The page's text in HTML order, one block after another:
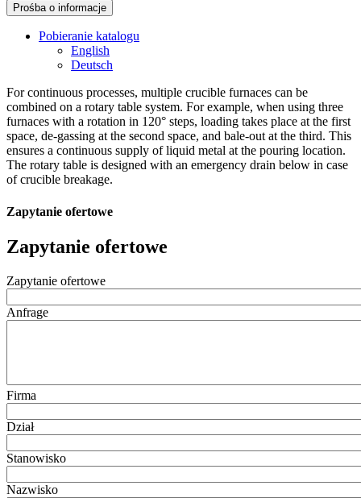
Prośba o informacje
Pobieranie katalogu
English
Deutsch
For continuous processes, multiple crucible furnaces can be
combined on a rotary table system. For example, when using three
furnaces with a rotation in 120° steps, loading takes place at the first
space, de-gassing at the second space, and bale-out at the third. This
ensures a continuous supply of liquid metal at the pouring location.
The rotary table is designed with an emergency drain below in case
of crucible breakage.
Zapytanie ofertowe
Zapytanie ofertowe
Zapytanie ofertowe
Anfrage
Firma
Dział
Stanowisko
Nazwisko